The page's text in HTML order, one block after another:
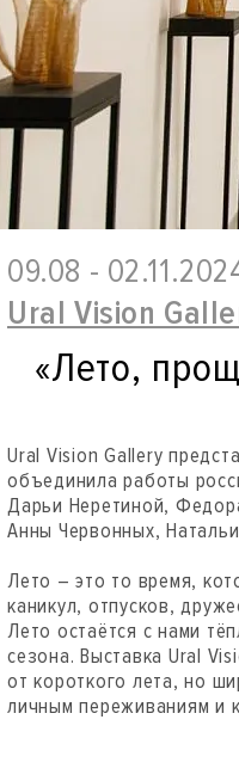
09.08 -
Ural Vision
«Лето,
Ural Vision Gallery
объединила работы
Дарьи Неретиной,
Анны Червонных,
Лето – это то время,
каникул, отпусков,
Лето остаётся с нами
сезона. Выставка Ural
от короткого лета, но
личным переживаниям и